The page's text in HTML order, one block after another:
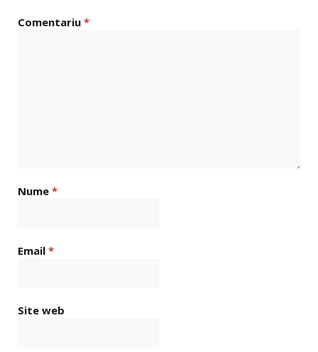
Comentariu *
Nume *
Email *
Site web